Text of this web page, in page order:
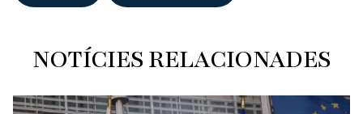
NOTÍCIES RELACIONADES